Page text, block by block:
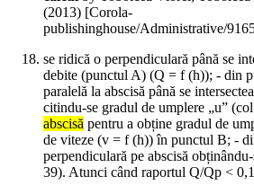
(2013) [Corola-
publishinghouse/Administrative/
se ridică o perpendiculară până se
debite (punctul A) (Q = f (h)); - din
paralelă la abscisă până se
citindu-se gradul de umplere „u”
abscisă pentru a obține gradul de
de viteze (v = f (h)) în punctul B; -
perpendiculară pe abscisă
39). Atunci când raportul Q/Qp <